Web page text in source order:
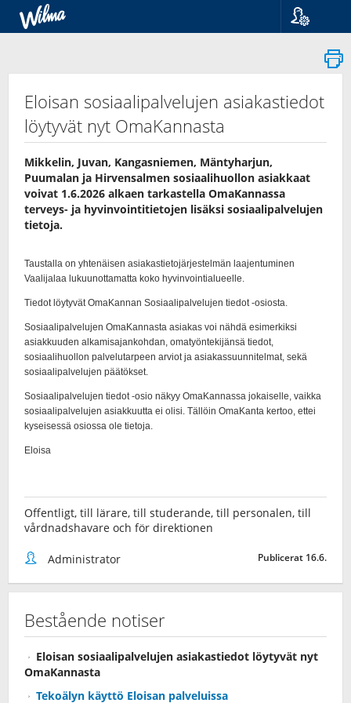
Suomi
Svenska
Eloisan sosiaalipalvelujen asiakastiedot
löytyvät nyt OmaKannasta
Mikkelin, Juvan, Kangasniemen, Mäntyharjun,
Puumalan ja Hirvensalmen sosiaalihuollon asiakkaat
voivat 1.6.2026 alkaen tarkastella OmaKannassa
terveys-​ ja hyvinvointitietojen lisäksi sosiaalipalvelujen
tietoja.
Offentligt, till lärare, till studerande, till personalen, till
vårdnadshavare och för direktionen
Administrator Publicerat 16.6.
Bestående notiser
Eloisan sosiaalipalvelujen asiakastiedot löytyvät nyt
OmaKannasta
Tekoälyn käyttö Eloisan palveluissa